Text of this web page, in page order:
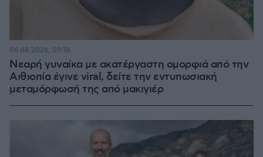
Νεαρή γυναίκα με ακατέργαστη ομορφιά από την
Αιθιοπία έγινε viral, δείτε την εντυπωσιακή
μεταμόρφωσή της από μακιγιέρ
06.08.2026, 09:18